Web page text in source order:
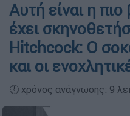
Αυτή είναι η πιο
έχει
Hitchcock: Ο
και οι
🕛 χρόνος ανάγνωσης: 9